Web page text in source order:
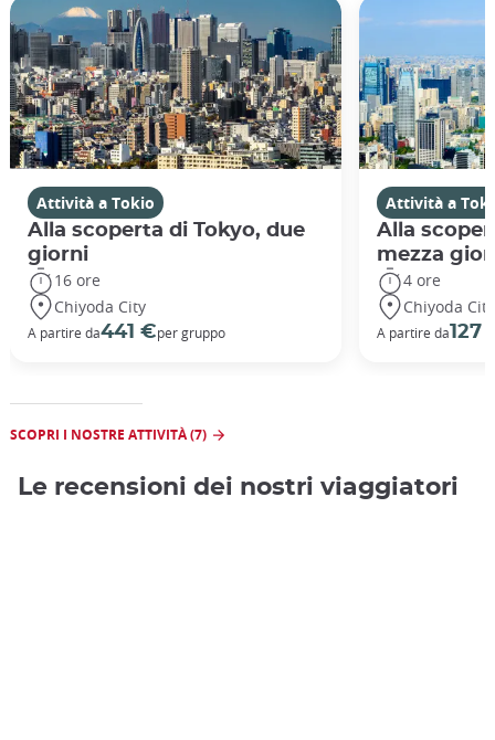
Attività a Tokio
Alla scoperta di Tokyo, due
giorni
16 ore
Chiyoda City
A partire da441 €per gruppo
Attività a
Alla
mezza
4 ore
Chiyoda City
A partire da127
SCOPRI I NOSTRE ATTIVITÀ (7)
Le recensioni dei nostri viaggiatori